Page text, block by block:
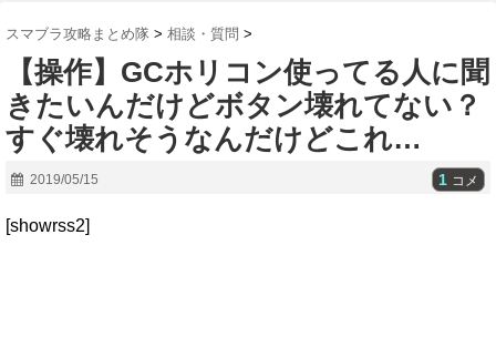
スマブラ攻略まとめ隊 > 相談・質問 >
【操作】GCホリコン使ってる人に聞
きたいんだけどボタン壊れてない？
すぐ壊れそうなんだけどこれ…
2019/05/15 1 コメ
[showrss2]